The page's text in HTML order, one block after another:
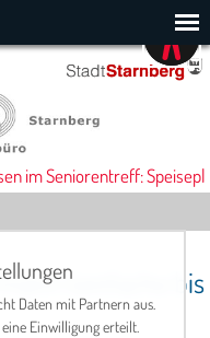
im Seniorentreff:
(einfache bis
Daten mit Partnern aus.
Einwilligung erteilt.